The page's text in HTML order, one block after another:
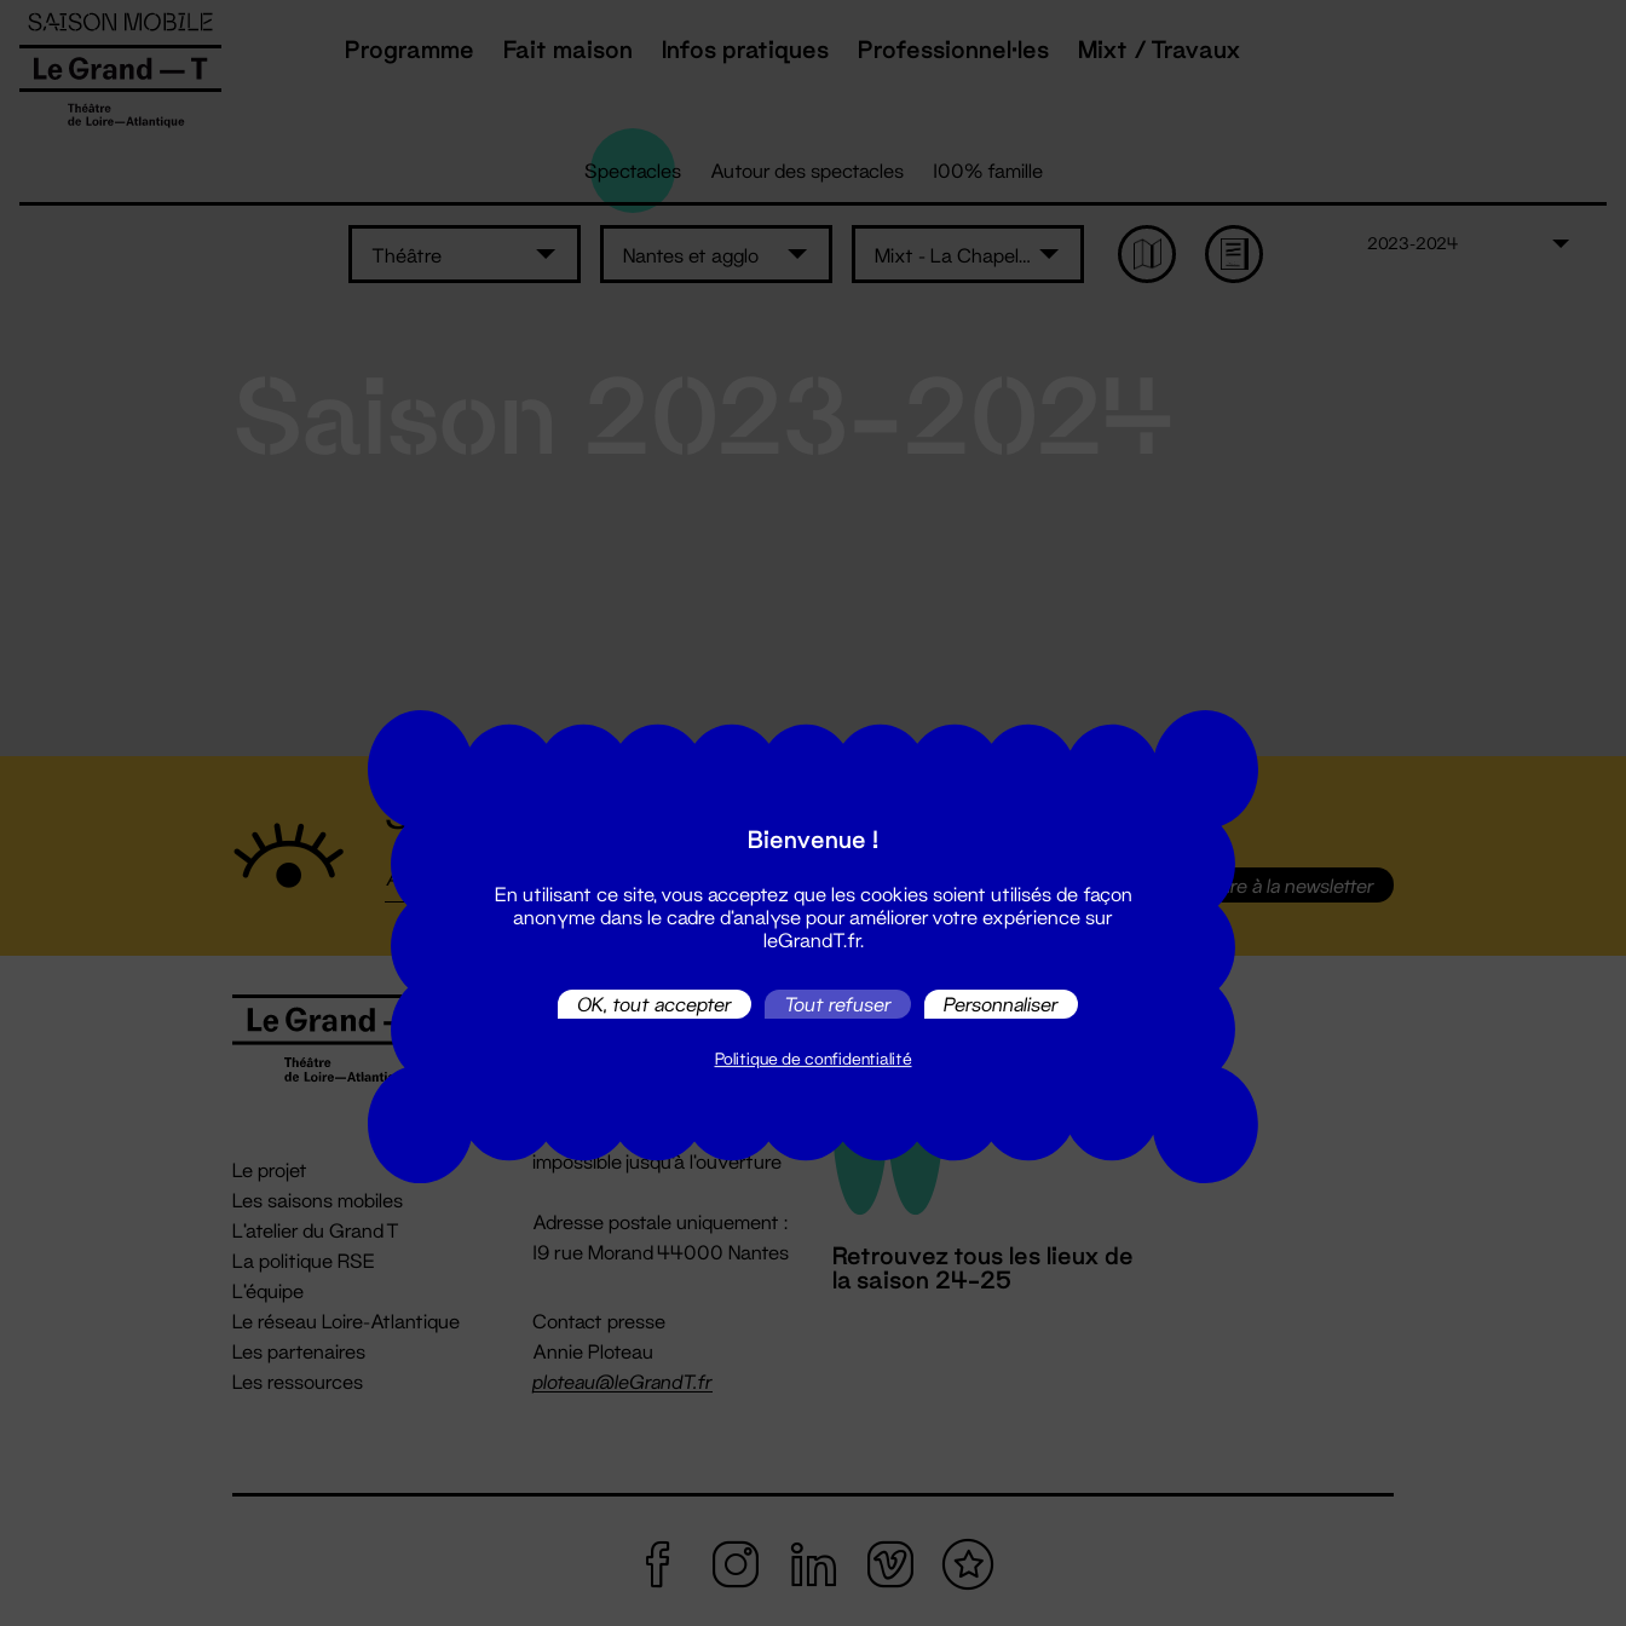
Programme Fait maison Infos pratiques Professionnel·les Mixt / Travaux
Spectacles Autour des spectacles 100% famille
Théâtre Nantes et agglo Mixt - La Chapelle
2023-2024
Suivez toutes les actualités du Grand T :
S'inscrire à la newsletter
Le projet
Les saisons mobiles
L'atelier du Grand T
La politique RSE
L'équipe
Le réseau Loire-Atlantique
Les partenaires
Les ressources
Billetterie
billetterie@leGrandT.fr
impossible jusqu'à l'ouverture
Adresse postale uniquement :
19 rue Morand 44000 Nantes
Contact presse
Annie Ploteau
ploteau@leGrandT.fr
Retrouvez tous les lieux de
la saison 24-25
Panneau de gestion des cookies
Bienvenue !
En utilisant ce site, vous acceptez que les cookies soient utilisés de façon
anonyme dans le cadre d'analyse pour améliorer votre expérience sur
leGrandT.fr.
OK, tout accepter Tout refuser Personnaliser
Politique de confidentialité